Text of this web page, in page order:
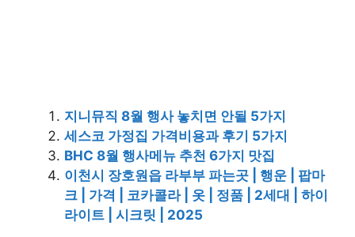
지니뮤직 8월 행사 놓치면 안될 5가지
세스코 가정집 가격비용과 후기 5가지
BHC 8월 행사메뉴 추천 6가지 맛집
이천시 장호원읍 라부부 파는곳 | 행운 | 팝마
크 | 가격 | 코카콜라 | 옷 | 정품 | 2세대 | 하이
라이트 | 시크릿 | 2025